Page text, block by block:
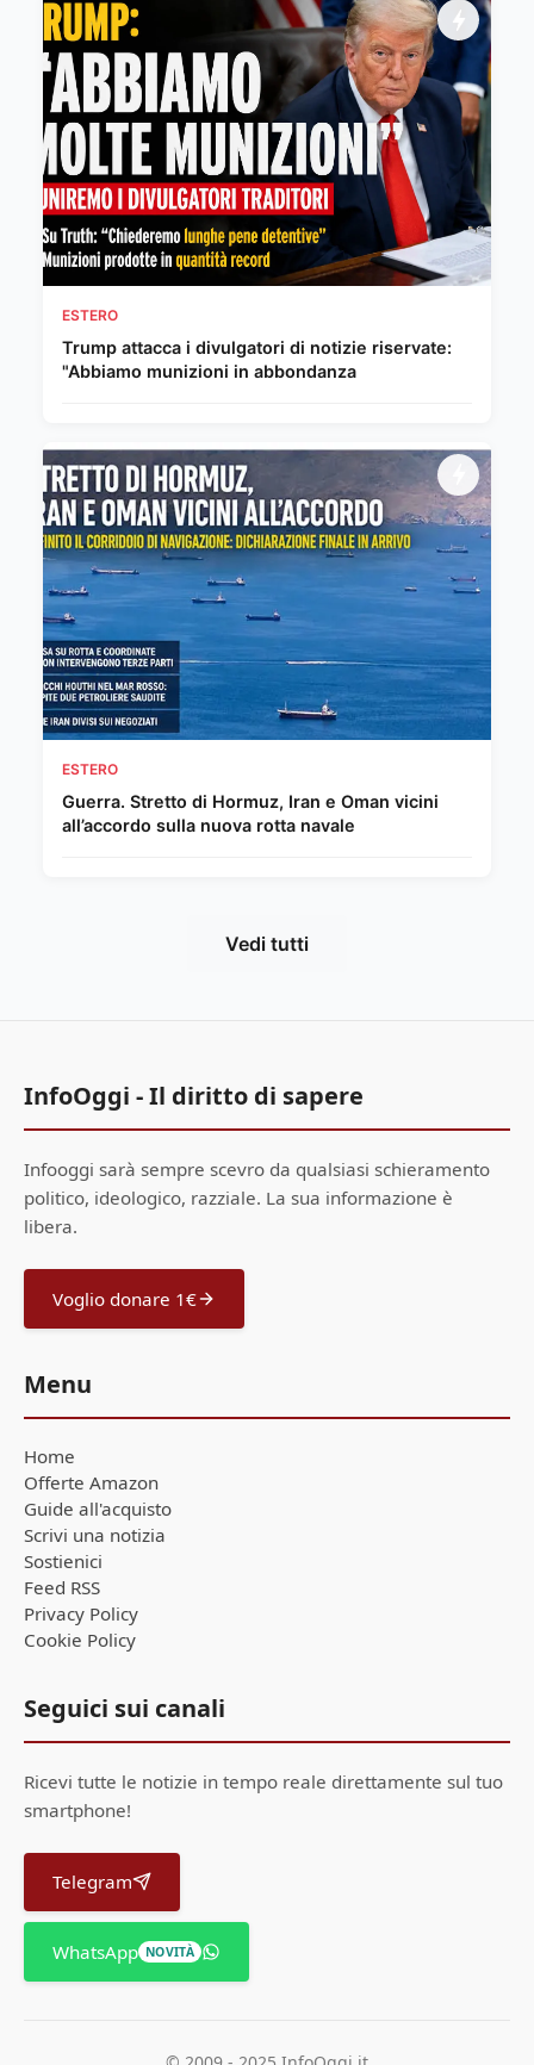
ESTERO
Trump attacca i divulgatori di notizie riservate:
"Abbiamo munizioni in abbondanza
ESTERO
Guerra. Stretto di Hormuz, Iran e Oman vicini
all’accordo sulla nuova rotta navale
Vedi tutti
InfoOggi - Il diritto di sapere
Infooggi sarà sempre scevro da qualsiasi schieramento
politico, ideologico, razziale. La sua informazione è
libera.
Voglio donare 1€
Menu
Home
Offerte Amazon
Guide all'acquisto
Scrivi una notizia
Sostienici
Feed RSS
Privacy Policy
Cookie Policy
Seguici sui canali
Ricevi tutte le notizie in tempo reale direttamente sul tuo
smartphone!
Telegram
WhatsApp NOVITÀ